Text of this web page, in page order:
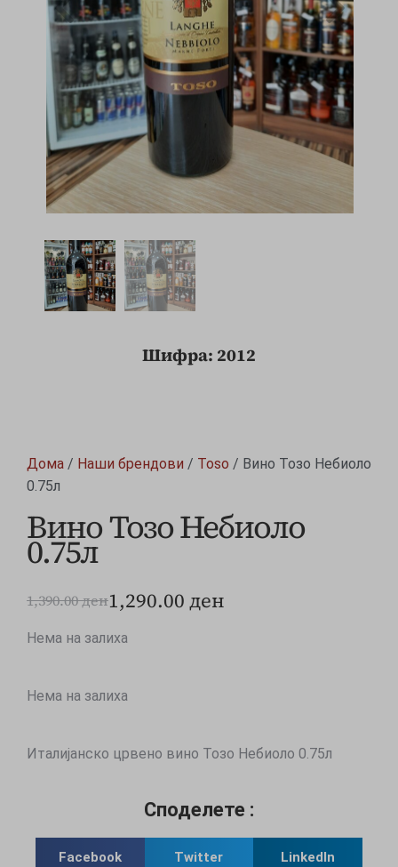
Шифра: 2012
Дома / Наши брендови / Toso / Вино Тозо Небиоло
0.75л
Вино Тозо Небиоло
0.75л
1,390.00ден1,290.00 ден
Нема на залиха
Нема на залиха
Италијанско црвено вино Тозо Небиоло 0.75л
Споделете :
Facebook Twitter LinkedIn